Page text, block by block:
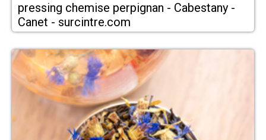
pressing chemise perpignan - Cabestany -
Canet - surcintre.com